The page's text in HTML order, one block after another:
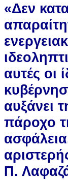
«Δεν
αυτές οι
αυξάνει
πάροχο
Π.